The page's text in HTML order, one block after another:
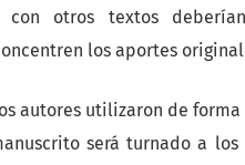
otros textos
los aportes
autores utilizaron de
será turnado a